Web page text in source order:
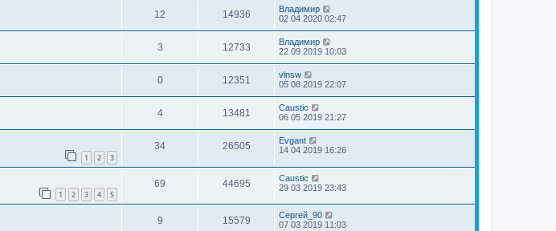
12 14936
Владимир
02 04 2020 02:47
3 12733
Владимир
22 09 2019 10:03
0 12351
vlnsw
05 08 2019 22:07
4 13481
Caustic
06 05 2019 21:27
1 2 3
34 26505
Evgant
14 04 2019 16:26
1 2 3 4 5
69 44695
Caustic
29 03 2019 23:43
9 15579
Сергей_90
07 03 2019 11:03